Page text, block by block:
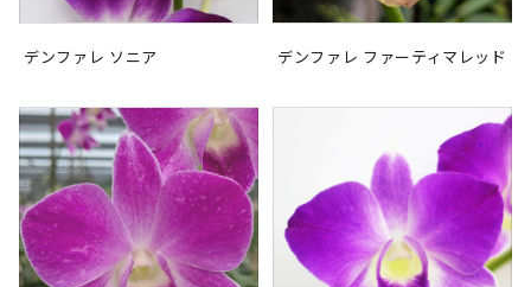
デンファレ ソニア デンファレ ファーティマレッド